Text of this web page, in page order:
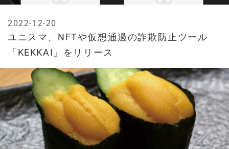
ユニスマ、NFTや仮想通過の詐欺防止ツール
「KEKKAI」をリリース
2022-12-20